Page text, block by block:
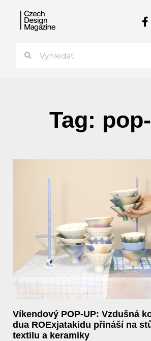
Tag:
Víkendový POP-UP: Vzdušná
dua ROExjatakidu přináší na
textilu a keramiky